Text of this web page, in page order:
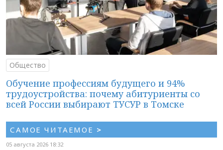
Общество
Обучение профессиям будущего и 94%
трудоустройства: почему абитуриенты со
всей России выбирают ТУСУР в Томске
САМОЕ ЧИТАЕМОЕ >
05 августа 2026 18:32